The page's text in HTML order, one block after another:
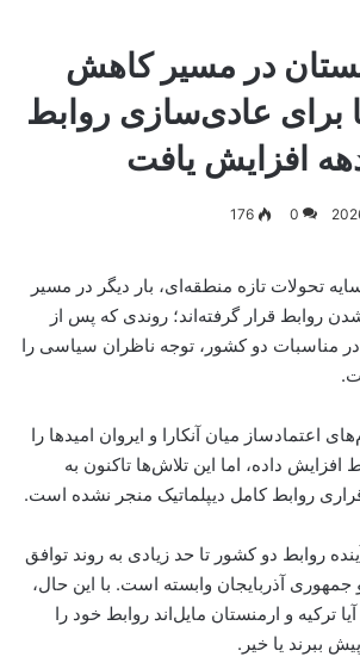
در مسیر کاهش
برای عادی‌سازی روابط
افزایش یافت
0
176
تحولات تازه منطقه‌ای، بار دیگر در مسیر
روابط قرار گرفته‌اند؛ روندی که پس از
مناسبات دو کشور، توجه ناظران سیاسی را
اعتمادساز میان آنکارا و ایروان امیدها را
داده، اما این تلاش‌ها تاکنون به
روابط کامل دیپلماتیک منجر نشده است.
روابط دو کشور تا حد زیادی به روند توافق
آذربایجان وابسته است. با این حال،
ترکیه و ارمنستان مایل‌اند روابط خود را
ببرند یا خیر.